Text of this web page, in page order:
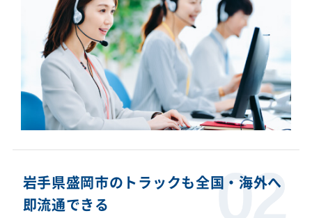
岩手県盛岡市のトラックも全国・海外へ
即流通できる